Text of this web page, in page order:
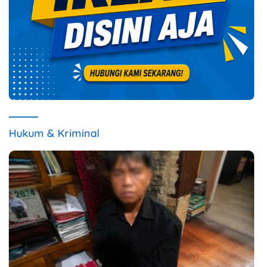
Hukum & Kriminal